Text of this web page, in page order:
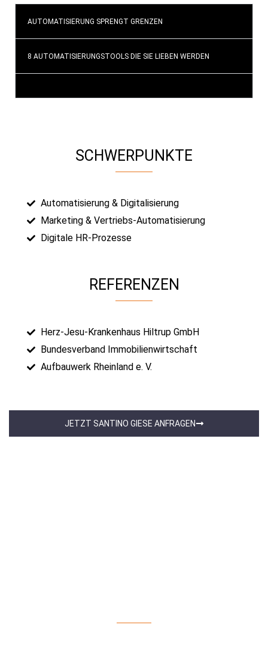
AUTOMATISIERUNG SPRENGT GRENZEN
8 AUTOMATISIERUNGSTOOLS DIE SIE LIEBEN WERDEN
SCHWERPUNKTE
Automatisierung & Digitalisierung
Marketing & Vertriebs-Automatisierung
Digitale HR-Prozesse
REFERENZEN
Herz-Jesu-Krankenhaus Hiltrup GmbH
Bundesverband Immobilienwirtschaft
Aufbauwerk Rheinland e. V.
JETZT SANTINO GIESE ANFRAGEN